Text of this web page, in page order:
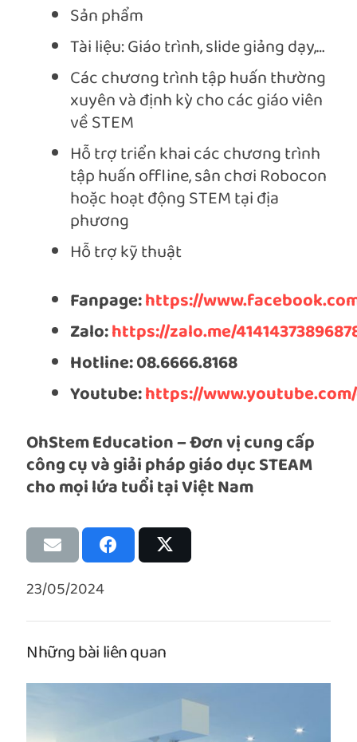
Sản phẩm
Tài liệu: Giáo trình, slide giảng dạy,…
Các chương trình tập huấn thường
xuyên và định kỳ cho các giáo viên
về STEM
Hỗ trợ triển khai các chương trình
tập huấn offline, sân chơi Robocon
hoặc hoạt động STEM tại địa
phương
Hỗ trợ kỹ thuật
Fanpage:https://
Zalo:https://zalo.me/
Hotline: 08.6666.8168
Youtube:https://
OhStem Education – Đơn vị cung cấp
công cụ và giải pháp giáo dục STEAM
cho mọi lứa tuổi tại Việt Nam
23/05/2024
Những bài liên quan